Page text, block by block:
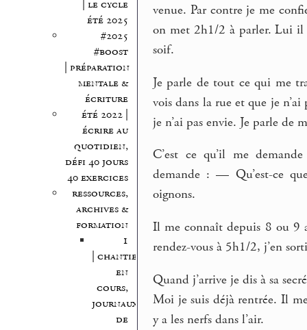
| le cycle
été 2025
#2025
#boost
| préparation
mentale &
écriture
été 2022 |
écrire au
quotidien,
défi 40 jours
40 exercices
ressources,
archives &
formation
1
| chantiers
en
cours,
journaux
de
venue. Par contre je me
on met 2h1/2 à parler. Lui il
soif.
Je parle de tout ce qui me
vois dans la rue et que je
je n’ai pas envie. Je parle
C’est ce qu’il me
demande : — Qu’est-ce
oignons.
Il me connaît depuis 8 ou 9
rendez-vous à 5h1/2, j’en
Quand j’arrive je dis à sa
Moi je suis déjà rentrée. Il
y a les nerfs dans l’air.